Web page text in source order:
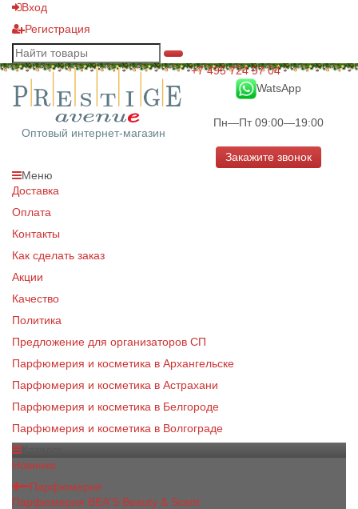
Вход
Регистрация
Оптовый интернет-магазин
+7 495 724 97 04
WatsApp
Пн—Пт 09:00—19:00
Закажите звонок
Меню
Доставка
Оплата
Контакты
Как сделать заказ
Акции
Качество
Политика
Предложение для организаторов СП
Парфюмерия и косметика в Архангельске
Парфюмерия и косметика в Астрахани
Парфюмерия и косметика в Белгороде
Парфюмерия и косметика в Волгограде
Новинки
Парфюмерия
Парфюмерия BEA'S Beauty & Scent